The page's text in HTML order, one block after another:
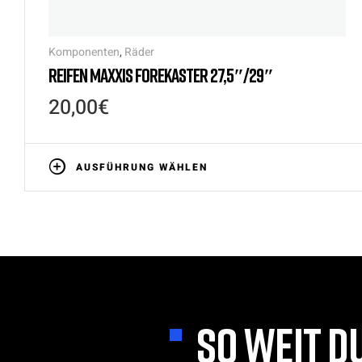
Komponenten, Räder
REIFEN MAXXIS FOREKASTER 27,5″/29″
20,00€
AUSFÜHRUNG WÄHLEN
SO WEIT